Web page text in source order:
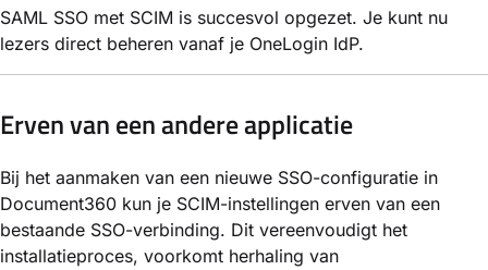
SAML SSO met SCIM is succesvol opgezet. Je kunt nu
lezers direct beheren vanaf je OneLogin IdP.
Erven van een andere applicatie
Bij het aanmaken van een nieuwe SSO-configuratie in
Document360 kun je SCIM-instellingen erven van een
bestaande SSO-verbinding. Dit vereenvoudigt het
installatieproces, voorkomt herhaling van